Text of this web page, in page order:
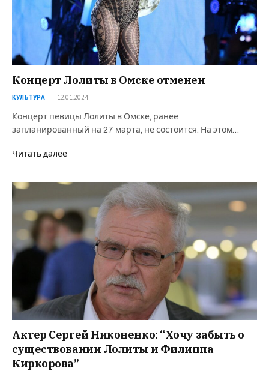
Концерт Лолиты в Омске отменен
КУЛЬТУРА 12.01.2024
Концерт певицы Лолиты в Омске, ранее
запланированный на 27 марта, не состоится. На этом…
Читать далее
Актер Сергей Никоненко: “Хочу забыть о
существовании Лолиты и Филиппа
Киркорова”